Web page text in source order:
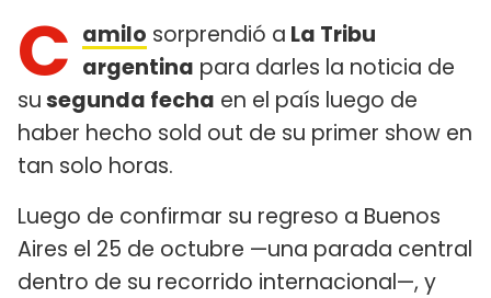
C amilo sorprendió a La Tribu
argentina para darles la noticia de
susegunda fecha en el país luego de
haber hecho sold out de su primer show en
tan solo horas.
Luego de confirmar su regreso a Buenos
Aires el 25 de octubre —una parada central
dentro de su recorrido internacional—, y